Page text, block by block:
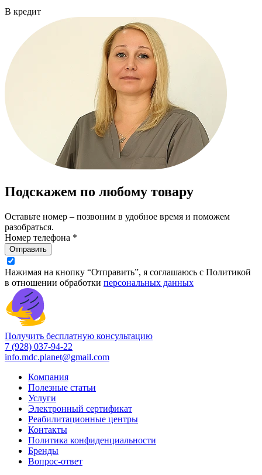
В кредит
Подскажем по любому товару
Оставьте номер – позвоним в удобное время и поможем
разобраться.
Номер телефона *
Отправить
Нажимая на кнопку “Отправить”, я соглашаюсь с Политикой
в отношении обработки персональных данных
Получить бесплатную консультацию
7 (928) 037-94-22
info.mdc.planet@gmail.com
Компания
Полезные статьи
Услуги
Электронный сертификат
Реабилитационные центры
Контакты
Политика конфиденциальности
Бренды
Вопрос-ответ